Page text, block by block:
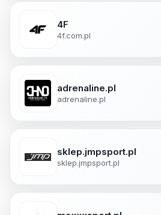
4F
4f.com.pl
adrenaline.pl
adrenaline.pl
sklep.jmpsport.pl
sklep.jmpsport.pl